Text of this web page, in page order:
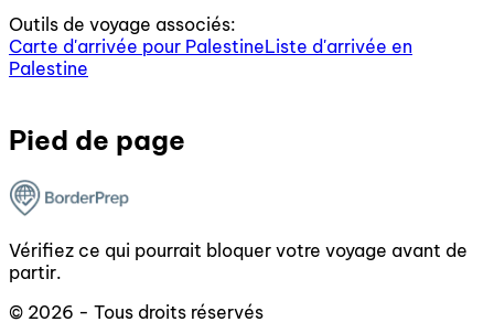
Outils de voyage associés:
Carte d'arrivée pour PalestineListe d'arrivée en
Palestine
Pied de page
Vérifiez ce qui pourrait bloquer votre voyage avant de
partir.
© 2026 - Tous droits réservés